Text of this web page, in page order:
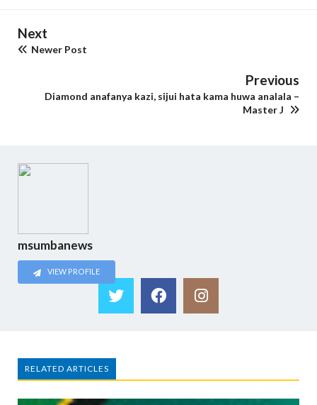
Next
Newer Post
Previous
Diamond anafanya kazi, sijui hata kama huwa analala –
Master J
msumbanews
VIEW PROFILE
RELATED ARTICLES